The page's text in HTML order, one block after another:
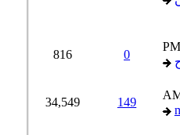
816
149
34,549